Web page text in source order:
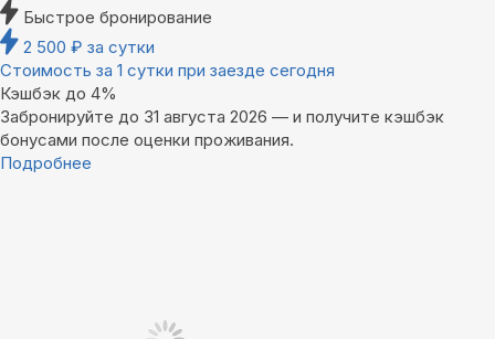
Быстрое бронирование
2 500 ₽ за сутки
Стоимость за 1 сутки при заезде сегодня
Кэшбэк до 4%
Забронируйте до 31 августа 2026 — и получите кэшбэк
бонусами после оценки проживания.
Подробнее